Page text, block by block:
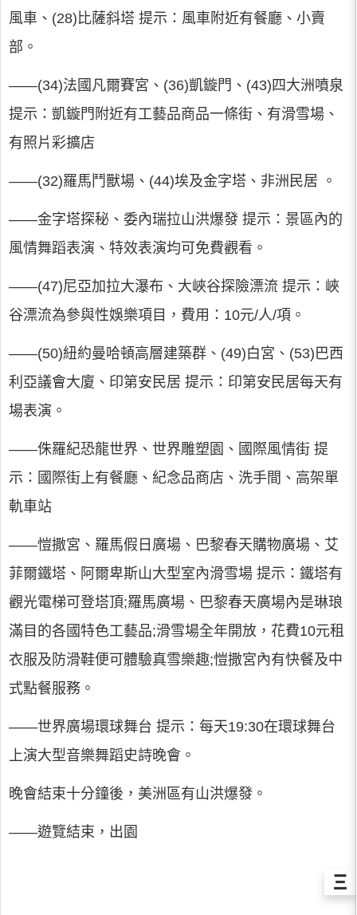
風車、(28)比薩斜塔 提示：風車附近有餐廳、小賣
部。
――(34)法國凡爾賽宮、(36)凱鏇門、(43)四大洲噴泉
提示：凱鏇門附近有工藝品商品一條街、有滑雪場、
有照片彩擴店
――(32)羅馬鬥獸場、(44)埃及金字塔、非洲民居 。
――金字塔探秘、委內瑞拉山洪爆發 提示：景區內的
風情舞蹈表演、特效表演均可免費觀看。
――(47)尼亞加拉大瀑布、大峽谷探險漂流 提示：峽
谷漂流為參與性娛樂項目，費用：10元/人/項。
――(50)紐約曼哈頓高層建築群、(49)白宮、(53)巴西
利亞議會大廈、印第安民居 提示：印第安民居每天有
場表演。
――侏羅紀恐龍世界、世界雕塑園、國際風情街 提
示：國際街上有餐廳、紀念品商店、洗手間、高架單
軌車站
――愷撒宮、羅馬假日廣場、巴黎春天購物廣場、艾
菲爾鐵塔、阿爾卑斯山大型室內滑雪場 提示：鐵塔有
觀光電梯可登塔頂;羅馬廣場、巴黎春天廣場內是琳琅
滿目的各國特色工藝品;滑雪場全年開放，花費10元租
衣服及防滑鞋便可體驗真雪樂趣;愷撒宮內有快餐及中
式點餐服務。
――世界廣場環球舞台 提示：每天19:30在環球舞台
上演大型音樂舞蹈史詩晚會。
晚會結束十分鐘後，美洲區有山洪爆發。
――遊覽結束，出園
Ξ